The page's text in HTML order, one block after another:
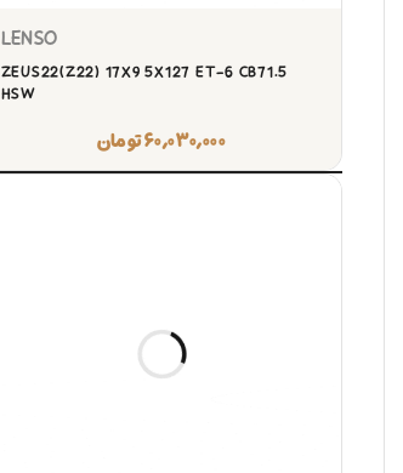
LENSO
ZEUS22(Z22) 17X9 5X127 ET-6 CB71.5
HSW
۶۰,۰۳۰,۰۰۰تومان